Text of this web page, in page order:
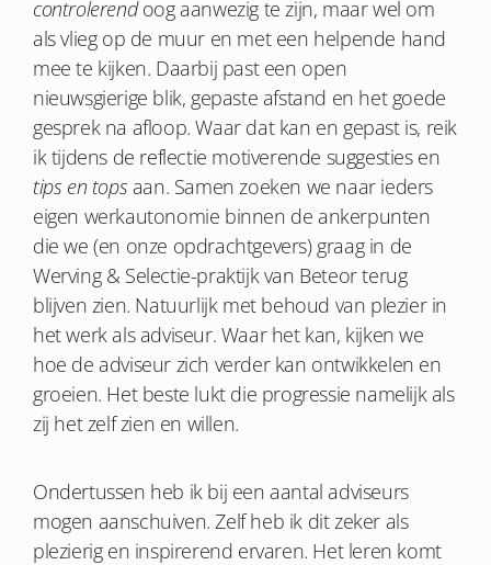
controlerendoog aanwezig te zijn, maar wel om
als vlieg op de muur en met een helpende hand
mee te kijken. Daarbij past een open
nieuwsgierige blik, gepaste afstand en het goede
gesprek na afloop. Waar dat kan en gepast is, reik
ik tijdens de reflectie motiverende suggesties en
tips en tops aan. Samen zoeken we naar ieders
eigen werkautonomie binnen de ankerpunten
die we (en onze opdrachtgevers) graag in de
Werving & Selectie-praktijk van Beteor terug
blijven zien. Natuurlijk met behoud van plezier in
het werk als adviseur. Waar het kan, kijken we
hoe de adviseur zich verder kan ontwikkelen en
groeien. Het beste lukt die progressie namelijk als
zij het zelf zien en willen.
Ondertussen heb ik bij een aantal adviseurs
mogen aanschuiven. Zelf heb ik dit zeker als
plezierig en inspirerend ervaren. Het leren komt